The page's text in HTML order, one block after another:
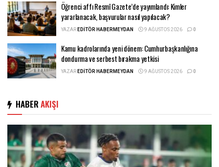
Öğrenci affı Resmî Gazete’de yayımlandı: Kimler
yararlanacak, başvurular nasıl yapılacak?
YAZAREDITÖR HABERMEYDAN 9 AĞUSTOS 2026 0
Kamu kadrolarında yeni dönem: Cumhurbaşkanlığına
dondurma ve serbest bırakma yetkisi
YAZAREDITÖR HABERMEYDAN 9 AĞUSTOS 2026 0
HABER AKIŞI